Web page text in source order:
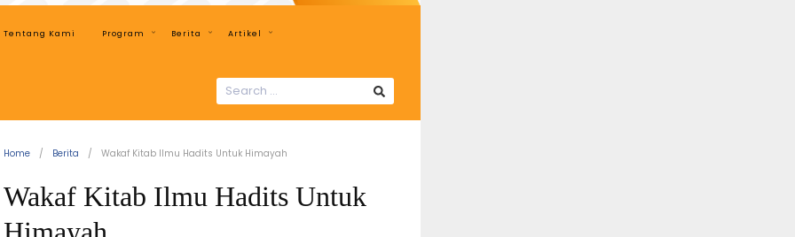
Setiap
Jengkal
Tentang Kami Program Berita Artikel
FOR:
Home Berita Wakaf Kitab Ilmu Hadits Untuk Himayah
Wakaf Kitab Ilmu Hadits Untuk